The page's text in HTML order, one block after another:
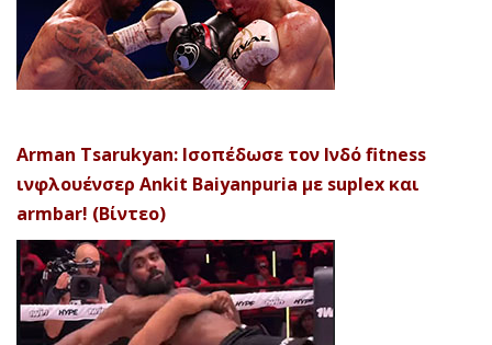
Arman Tsarukyan: Ισοπέδωσε τον Ινδό fitness
ινφλουένσερ Ankit Baiyanpuria με suplex και
armbar! (Βίντεο)